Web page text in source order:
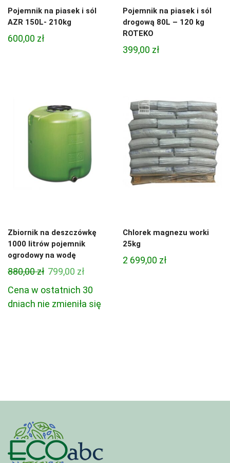
Pojemnik na piasek i sól
AZR 150L- 210kg
600,00 zł
Pojemnik na piasek i sól
drogową 80L – 120 kg
ROTEKO
399,00 zł
Zbiornik na deszczówkę
1000 litrów pojemnik
ogrodowy na wodę
880,00zł Pierwotna
cena
wynosiła:
799,00 złAktualna
cena
wynosi:
799,00 zł.
Cena w ostatnich 30
dniach nie zmieniła się
Chlorek magnezu worki
25kg
2 699,00 zł